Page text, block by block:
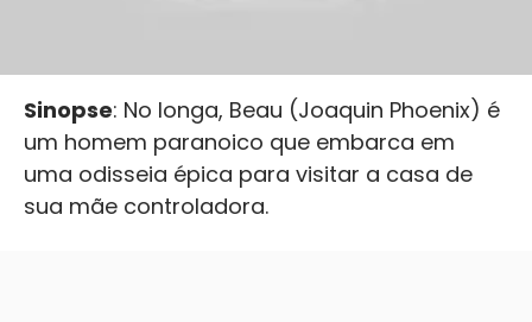
Sinopse: No longa, Beau (Joaquin Phoenix) é
um homem paranoico que embarca em
uma odisseia épica para visitar a casa de
sua mãe controladora.